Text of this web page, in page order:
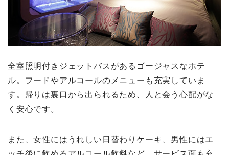
全室照明付きジェットバスがあるゴージャスなホテ
ル。フードやアルコールのメニューも充実していま
す。帰りは裏口から出られるため、人と会う心配がな
く安心です。
また、女性にはうれしい日替わりケーキ、男性にはエ